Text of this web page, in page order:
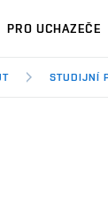
PRO UCHAZEČE
STUDIJNÍ